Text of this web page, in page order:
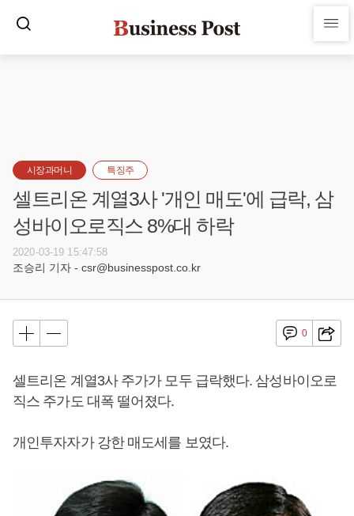
시장과머니 특징주
셀트리온 계열3사 '개인 매도'에 급락, 삼
성바이오로직스 8%대 하락
2020-03-19 15:47:58
조승리 기자 - csr@businesspost.co.kr
0
셀트리온 계열3사 주가가 모두 급락했다. 삼성바이오로
직스 주가도 대폭 떨어졌다.
개인투자자가 강한 매도세를 보였다.